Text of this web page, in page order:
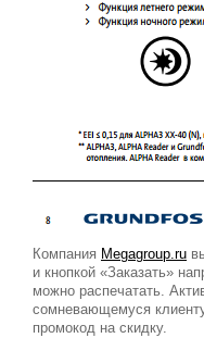
Компания Megagroup.ru
и кнопкой «Заказать»
можно распечатать.
сомневающемуся
промокод на скидку.